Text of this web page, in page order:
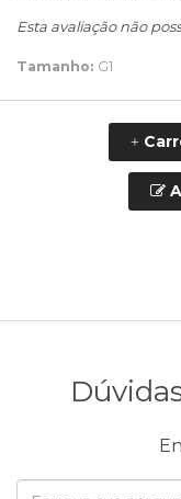
Esta avaliação não
Tamanho: G1
+